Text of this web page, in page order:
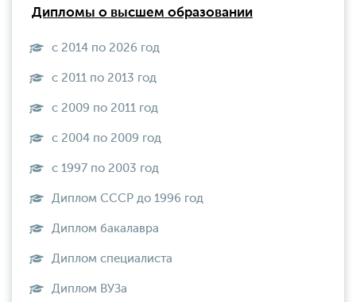
Дипломы о высшем образовании
с 2014 по 2026 год
с 2011 по 2013 год
с 2009 по 2011 год
с 2004 по 2009 год
с 1997 по 2003 год
Диплом СССР до 1996 год
Диплом бакалавра
Диплом специалиста
Диплом ВУЗа